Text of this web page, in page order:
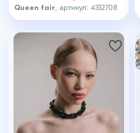
Queen fair , артикул: 4332708